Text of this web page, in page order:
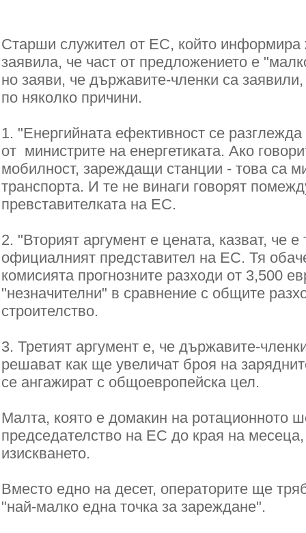
Старши служител от ЕС, който информира
заявила, че част от предложението е
но заяви, че държавите-членки са
по няколко причини.
1. "Енергийната ефективност се
от министрите на енергетиката. Ако
мобилност, зареждащи станции - това са
транспорта. И те не винаги говорят
превставителката на ЕС.
2. "Вторият аргумент е цената, казват, че
официалният представител на ЕС. Тя
комисията прогнозните разходи от 3,500
"незначителни" в сравнение с общите
строителство.
3. Третият аргумент е, че държавите-
решават как ще увеличат броя на
се ангажират с общоевропейска цел.
Малта, която е домакин на ротационното
председателство на ЕС до края на
изискването.
Вместо едно на десет, операторите ще
"най-малко една точка за зареждане".